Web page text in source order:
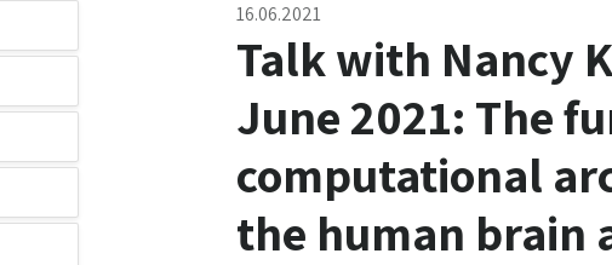
16.06.2021
Talk with Nancy
June 2021: The
computational
the human brain